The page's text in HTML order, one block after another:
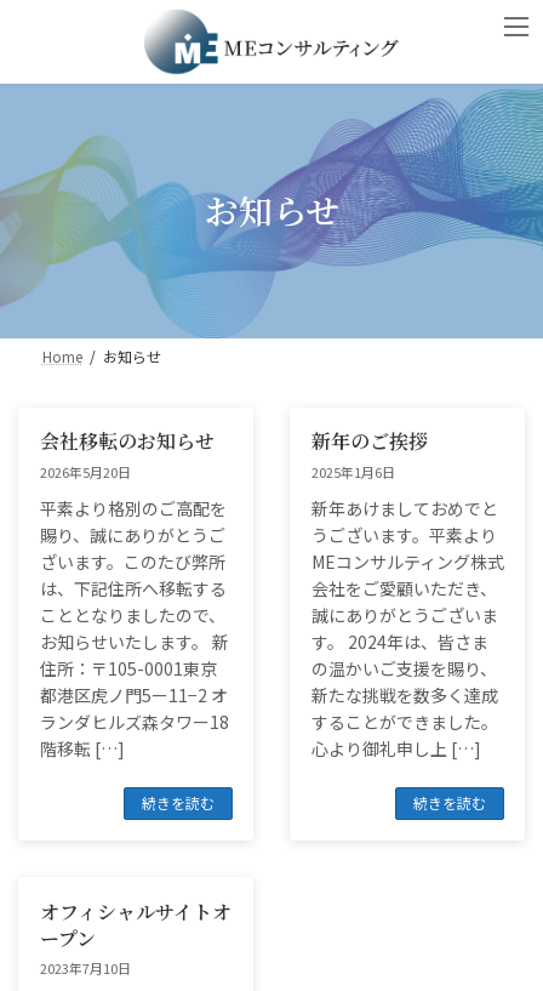
ン
キ
プ
ー
に
動
お知らせ
Home お知らせ
会社移転のお知らせ
2026年5月20日
平素より格別のご高配を
賜り、誠にありがとうご
ざいます。このたび弊所
は、下記住所へ移転する
こととなりましたので、
お知らせいたします。 新
住所：〒105-0001東京
都港区⻁ノ門5ー11−2 オ
ランダヒルズ森タワー18
階移転 […]
続きを読む
新年のご挨拶
2025年1月6日
新年あけましておめでと
うございます。平素より
MEコンサルティング株式
会社をご愛顧いただき、
誠にありがとうございま
す。 2024年は、皆さま
の温かいご支援を賜り、
新たな挑戦を数多く達成
することができました。
心より御礼申し上 […]
続きを読む
オフィシャルサイトオ
ープン
2023年7月10日